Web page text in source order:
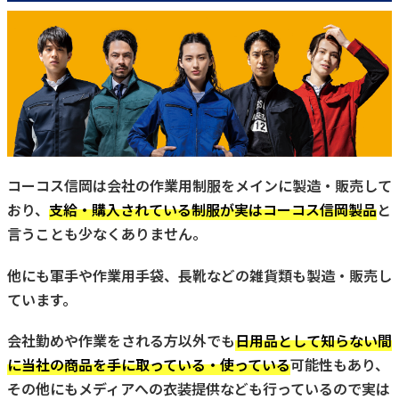
コーコス信岡は会社の作業用制服をメインに製造・販売して
おり、 支給・購入されている制服が実はコーコス信岡製品と
言うことも少なくありません。
他にも軍手や作業用手袋、長靴などの雑貨類も製造・販売し
ています。
会社勤めや作業をされる方以外でも日用品として知らない間
に当社の商品を手に取っている・使っている可能性もあり、
その他にもメディアへの衣装提供なども行っているので実は